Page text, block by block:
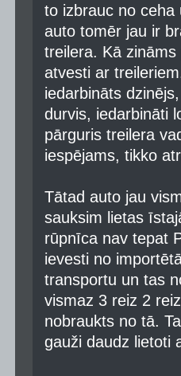
to izbrauc no ceha
auto tomēr jau ir
treilera. Kā zināms
atvesti ar
iedarbināts
durvis, iedarbināti
pārguris treilera
iespējams, tikko
Tātad auto jau
sauksim lietas
rūpnīca nav tepat
ievesti no
transportu un tas
vismaz 3 reiz 2
nobraukts no tā.
gauži daudz lietoti